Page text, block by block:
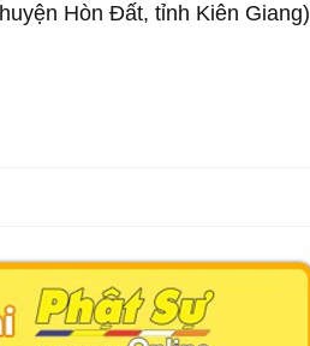
Hòn Đất, tỉnh Kiên Giang)